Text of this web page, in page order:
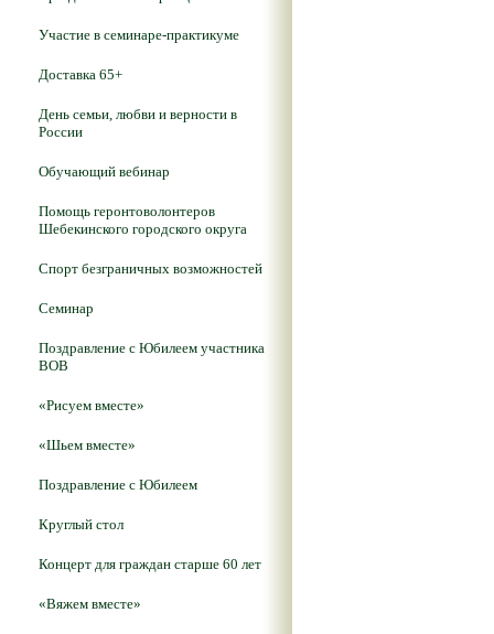
Участие в семинаре-практикуме
Доставка 65+
День семьи, любви и верности в
России
Обучающий вебинар
Помощь геронтоволонтеров
Шебекинского городского округа
Спорт безграничных возможностей
Семинар
Поздравление с Юбилеем участника
ВОВ
«Рисуем вместе»
«Шьем вместе»
Поздравление с Юбилеем
Круглый стол
Концерт для граждан старше 60 лет
«Вяжем вместе»